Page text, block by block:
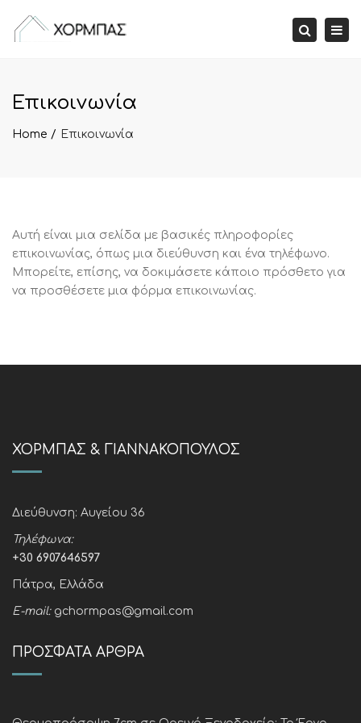
Search
Επικοινωνία
Home Επικοινωνία
Αυτή είναι μια σελίδα με βασικές πληροφορίες
επικοινωνίας, όπως μια διεύθυνση και ένα τηλέφωνο.
Μπορείτε, επίσης, να δοκιμάσετε κάποιο πρόσθετο για
να προσθέσετε μια φόρμα επικοινωνίας.
ΧΌΡΜΠΑΣ & ΓΙΑΝΝΑΚΌΠΟΥΛΟΣ
Διεύθυνση: Αυγείου 36
Τηλέφωνα:
+30 6907646597
Πάτρα, Ελλάδα
E-mail: gchormpas@gmail.com
ΠΡΌΣΦΑΤΑ ΆΡΘΡΑ